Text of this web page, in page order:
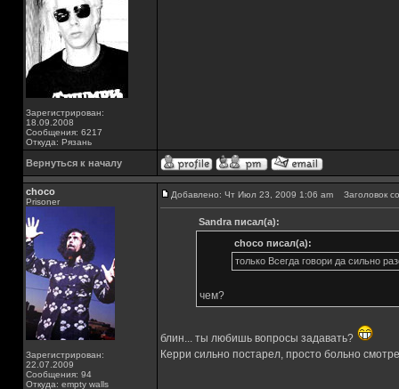
Зарегистрирован:
18.09.2008
Сообщения: 6217
Откуда: Рязань
Вернуться к началу
choco
Prisoner
Зарегистрирован:
22.07.2009
Сообщения: 94
Откуда: empty walls
Добавлено: Чт Июл 23, 2009 1:06 am Заголовок
Sandra писал(а):
choco писал(а):
только Всегда говори да сильно
чем?
блин... ты любишь вопросы задавать?
Керри сильно постарел, просто больно